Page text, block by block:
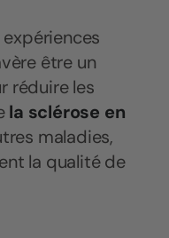
être un
réduire les
la sclérose en
maladies,
la qualité de